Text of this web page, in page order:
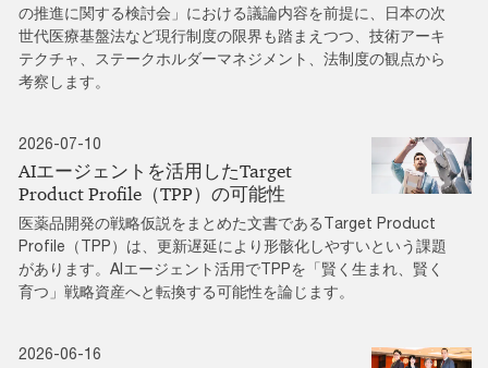
の推進に関する検討会」における議論内容を前提に、日本の次
世代医療基盤法など現行制度の限界も踏まえつつ、技術アーキ
テクチャ、ステークホルダーマネジメント、法制度の観点から
考察します。
2026-07-10
AIエージェントを活用したTarget
Product Profile（TPP）の可能性
医薬品開発の戦略仮説をまとめた文書であるTarget Product
Profile（TPP）は、更新遅延により形骸化しやすいという課題
があります。AIエージェント活用でTPPを「賢く生まれ、賢く
育つ」戦略資産へと転換する可能性を論じます。
2026-06-16